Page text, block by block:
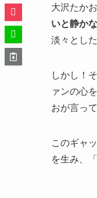
大沢たか
いと静か
淡々とし
しかし！
ァンの心
おが言っ
このギャ
を生み、